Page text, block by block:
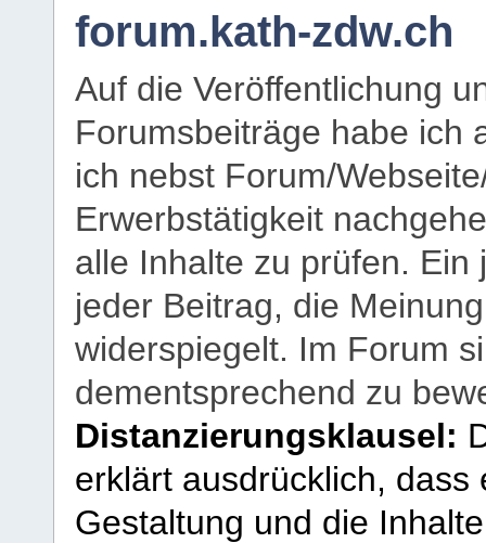
forum.kath-zdw.ch
Auf die Veröffentlichung
Forumsbeiträge habe ich
ich nebst Forum/
Erwerbstätigkeit
alle Inhalte zu prüfen.
jeder Beitrag, die
widerspiegelt. Im Forum
dementsprechend zu
Distanzierungsklausel:
erklärt ausdrücklich,
Gestaltung und die